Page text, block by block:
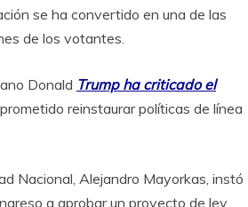
se ha convertido en una de las
de los votantes.
Donald Trump ha criticado el
reinstaurar políticas de línea
Nacional, Alejandro Mayorkas, instó
a aprobar un proyecto de ley